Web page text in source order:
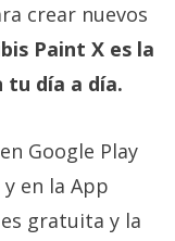
crear nuevos
Paint X es la
tu día a día.
Google Play
en la App
gratuita y la